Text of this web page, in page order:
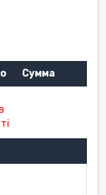
Сумма